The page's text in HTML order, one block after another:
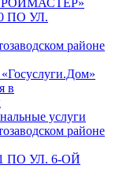
ПО УЛ.
районе
в
услуги
районе
УЛ. 6-ОЙ